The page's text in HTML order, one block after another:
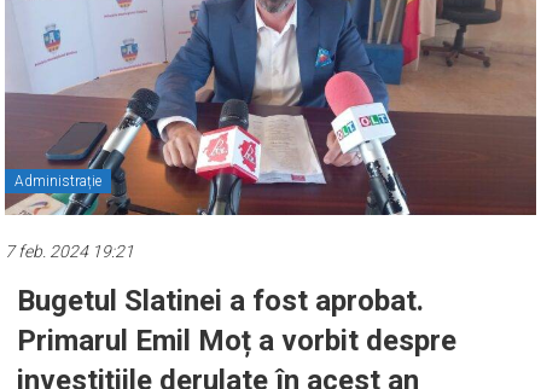
Administrație
7 feb. 2024 19:21
Bugetul Slatinei a fost aprobat.
Primarul Emil Moț a vorbit despre
investițiile derulate în acest an